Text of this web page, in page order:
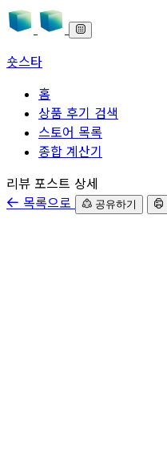
숏스타
홈
상품 후기 검색
스토어 목록
종합 계산기
본문으로 바로가기
리뷰 포스트 상세
목록으로
공유하기